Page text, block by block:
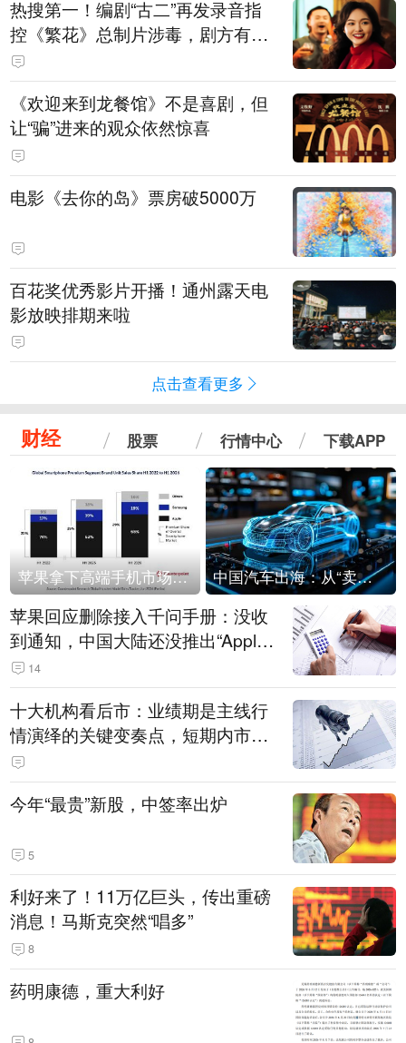
热搜第一！编剧“古二”再发录音指
控《繁花》总制片涉毒，剧方有税
务问题，录音中王家卫称“一点够
了，要不然又要出事”
《欢迎来到龙餐馆》不是喜剧，但
让“骗”进来的观众依然惊喜
电影《去你的岛》票房破5000万
百花奖优秀影片开播！通州露天电
影放映排期来啦
点击查看更多
财经 股票 行情中心 下载APP
苹果拿下高端手机市场65%的份额：iPhone 17系列功不可没 中国汽车出海：从“卖出去”到“走进去”
苹果回应删除接入千问手册：没收
到通知，中国大陆还没推出“Apple
智能使用千问”功能
14
十大机构看后市：业绩期是主线行
情演绎的关键变奏点，短期内市场
或继续反弹，关注三条业绩主线
今年“最贵”新股，中签率出炉
5
利好来了！11万亿巨头，传出重磅
消息！马斯克突然“唱多”
8
药明康德，重大利好